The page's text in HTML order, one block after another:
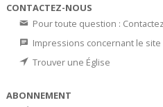
CONTACTEZ-NOUS
Pour toute question :
Impressions concernant le site
Trouver une Église
ABONNEMENT